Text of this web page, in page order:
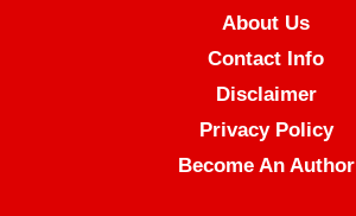
About Us
Contact Info
Disclaimer
Privacy Policy
Become An Author